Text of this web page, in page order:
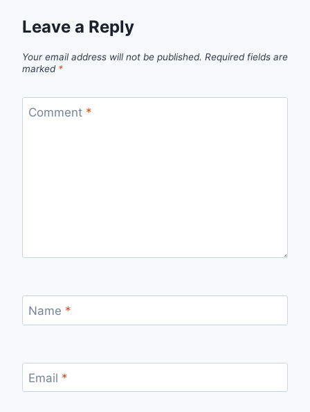
Leave a Reply
Your email address will not be published. Required fields are
marked *
Comment *
Name *
Email *